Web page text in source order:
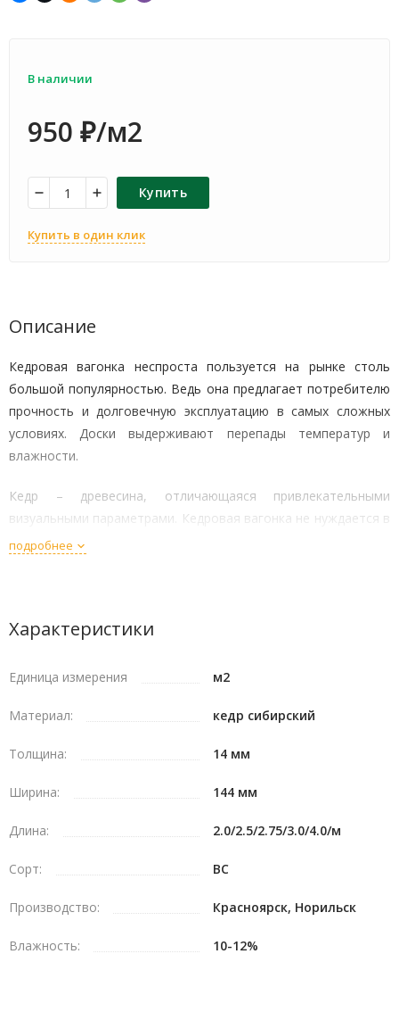
В наличии
950 ₽/м2
Купить
Купить в один клик
Описание
Кедровая вагонка неспроста пользуется на рынке столь
большой популярностью. Ведь она предлагает потребителю
прочность и долговечную эксплуатацию в самых сложных
условиях. Доски выдерживают перепады температур и
влажности.
Кедр – древесина, отличающаяся привлекательными
визуальными параметрами. Кедровая вагонка не нуждается в
дополнительной обработке, так как в процессе
Производственный процесс не предполагает использование
вагонку можно для обустройства в самых разных
качества с доступной ценой.
Технические характеристики
Материал изготовления – сибирский кедр;
Толщина доски – 14 мм;
подробнее
Характеристики
Единица измерения м2
Материал: кедр сибирский
Толщина: 14 мм
Ширина: 144 мм
Длина: 2.0/2.5/2.75/3.0/4.0/м
Сорт: ВС
Производство: Красноярск, Норильск
Влажность: 10-12%